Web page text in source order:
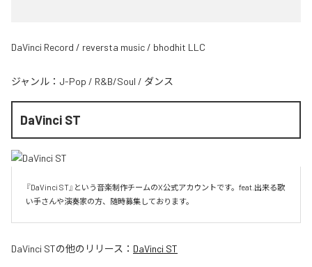
DaVinci Record / reversta music / bhodhit LLC
ジャンル： J-Pop / R&B/Soul / ダンス
DaVinci ST
『DaVinci ST』という音楽制作チームのX公式アカウントです。feat.出来る歌
い手さんや演奏家の方、随時募集しております。
DaVinci STの他のリリース： DaVinci ST